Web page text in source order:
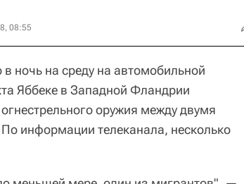
08:55
ночь на среду на автомобильной
Яббеке в Западной Фландрии
оружия между двумя
информации телеканала, несколько